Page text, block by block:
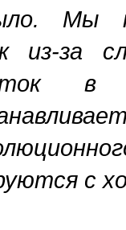
Мы
из-за
в
с